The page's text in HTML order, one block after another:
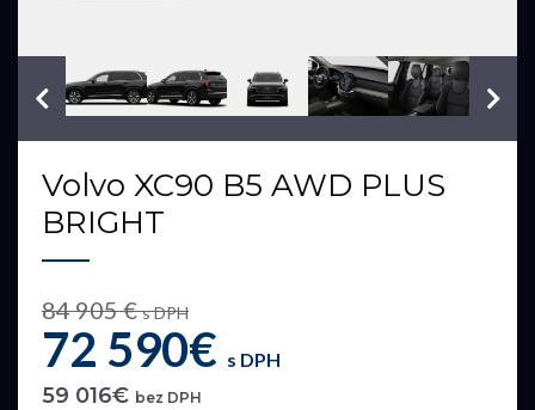
VIN: 13620089
Volvo XC90 B5 AWD PLUS
BRIGHT
84 905 €s DPH
72 590€ s DPH
59 016€ bez DPH